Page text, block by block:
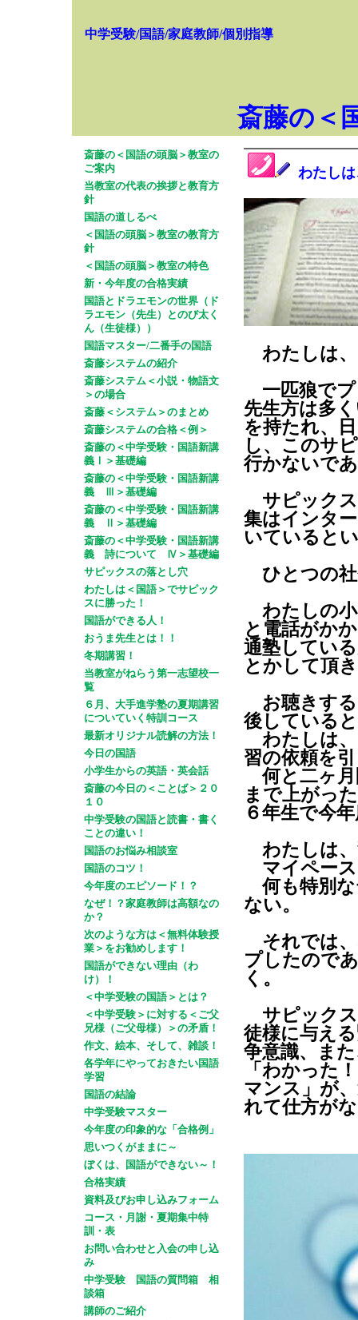
中学受験/国語/家庭教師/個別指導
斎藤の＜
斎藤の＜国語の頭脳＞教室の
ご案内
当教室の代表の挨拶と教育方
針
国語の道しるべ
＜国語の頭脳＞教室の教育方
針
＜国語の頭脳＞教室の特色
新・今年度の合格実績
国語とドラエモンの世界（ド
ラエモン（先生）とのび太く
ん（生徒様））
国語マスター/二番手の国語
斎藤システムの紹介
斎藤システム＜小説・物語文
＞の場合
斎藤＜システム＞のまとめ
斎藤システムの合格＜例＞
斎藤の＜中学受験・国語新講
義Ⅰ＞基礎編
斎藤の＜中学受験・国語新講
義 Ⅲ＞基礎編
斎藤の＜中学受験・国語新講
義 Ⅱ＞基礎編
斎藤の＜中学受験・国語新講
義 詩について Ⅳ＞基礎編
サピックスの落とし穴
わたしは＜国語＞でサピック
スに勝った！
国語ができる人！
おうま先生とは！！
冬期講習！
当教室がねらう第一志望校一
覧
６月、大手進学塾の夏期講習
についていく特訓コース
最新オリジナル読解の方法！
今日の国語
小学生からの英語・英会話
斎藤の今日の＜ことば＞２０
１０
中学受験の国語と読書・書く
ことの違い！
国語のお悩み相談室
国語のコツ！
今年度のエピソード！？
なぜ！？家庭教師は高額なの
か？
次のような方は＜無料体験授
業＞をお勧めします！
国語ができない理由（わ
け）！
＜中学受験の国語＞とは？
＜中学受験＞に対する＜ご父
兄様（ご父母様）＞の矛盾！
作文、絵本、そして、雑談！
各学年にやっておきたい国語
学習
国語の結論
中学受験マスター
今年度の印象的な「合格例」
思いつくがままに～
ぼくは、国語ができない～！
合格実績
資料及びお申し込みフォーム
コース・月謝・夏期集中特
訓・表
お問い合わせと入会の申し込
み
中学受験 国語の質問箱 相
談箱
講師のご紹介
わたし
わたしは
一匹狼でプ
先生方は多
を持たれ、
し、このサ
行かないで
サピックス
集はインタ
いていると
ひとつの社
わたしの小
と電話がか
通塾してい
とかして頂
お聴きする
後している
わたしは、
習の依頼を
何と二ヶ月
まで上がっ
６年生で今
わたしは、
マイペース
何も特別な
ない。
それでは、
プしたので
く。
サピックス
徒様に与え
争意識、ま
「わかった
マンス」が
れて仕方が